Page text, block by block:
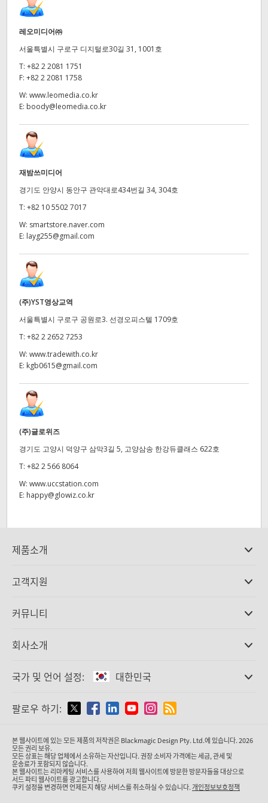
레오미디어㈜
서울특별시 구로구 디지털로30길 31, 1001호
T: +82 2 2081 1751
F: +82 2 2081 1758
W: www.leomedia.co.kr
E: boody@leomedia.co.kr
재밤쓰미디어
경기도 안양시 동안구 관악대로434번길 34, 304호
T: +82 10 5502 7017
W: smartstore.naver.com
E: layg255@gmail.com
(주)YST영상교역
서울특별시 구로구 공원로3. 선경오피스텔 1709호
T: +82 2 2652 7253
W: www.tradewith.co.kr
E: kgb0615@gmail.com
(주)글로위즈
경기도 고양시 덕양구 삼막3길 5, 고양삼송 한강듀클래스 622호
T: +82 2 566 8064
W: www.uccstation.com
E: happy@glowiz.co.kr
제품소개
DaVinci Resolve와 Fusion 소프트웨어
Ultimatte
캡쳐 및 재생
표준 변환
네트워크 스토리지
라우팅 및 분배
스트리밍·인코딩
고객지원
고객지원 센터
커뮤니티
회사소개
회사 소개
미디어
국가 및 언어 설정: 대한민국
국가 및 언어를 설정하세요
Australia
Austria
팔로우 하기:
본 웹사이트에 있는 모든 제품의 저작권은 Blackmagic Design Pty. Ltd.에 있습니다. 2026
모든 권리 보유.
모든 상표는 해당 업체에서 소유하는 자산입니다. 권장 소비자 가격에는 세금, 관세 및
운송료가 포함되지 않습니다.
본 웹사이트는 리마케팅 서비스를 사용하여 저희 웹사이트에 방문한 방문자들을 대상으로
서드 파티 웹사이트를 광고합니다.
쿠키 설정을 변경하면 언제든지 해당 서비스를 취소하실 수 있습니다.개인정보보호정책